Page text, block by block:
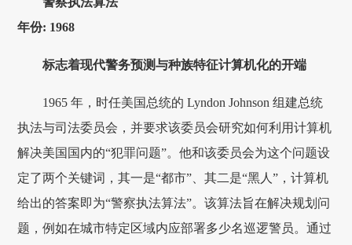
年份: 1968
标志着现代警务预测与种族特征计算机化的开端
1965 年，时任美国总统的 Lyndon Johnson 组建总统
执法与司法委员会，并要求该委员会研究如何利用计算机
解决美国国内的“犯罪问题”。他和该委员会为这个问题设
定了两个关键词，其一是“都市”、其二是“黑人”，计算机
给出的答案即为“警察执法算法”。该算法旨在解决规划问
题，例如在城市特定区域内应部署多少名巡逻警员。通过